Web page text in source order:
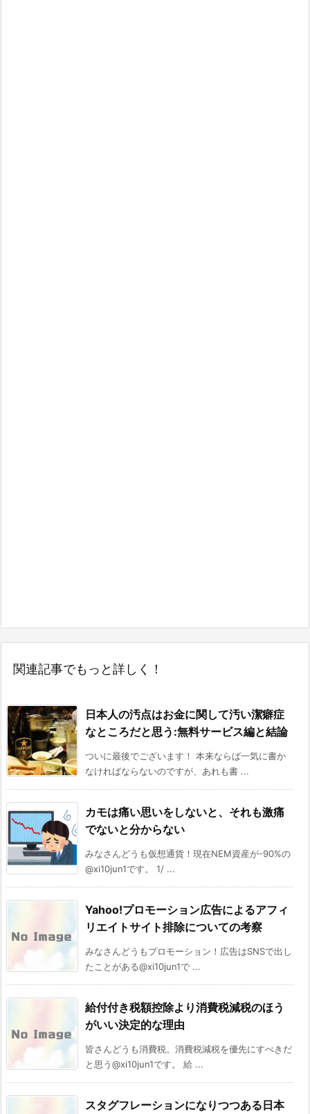
関連記事でもっと詳しく！
日本人の汚点はお金に関して汚い潔癖症
なところだと思う:無料サービス編と結論
ついに最後でございます！ 本来ならば一気に書か
なければならないのですが、あれも書 ...
カモは痛い思いをしないと、それも激痛
でないと分からない
みなさんどうも仮想通貨！現在NEM資産が-90%の
@xi10jun1です。 1/ ...
Yahoo!プロモーション広告によるアフィ
リエイトサイト排除についての考察
みなさんどうもプロモーション！広告はSNSで出し
たことがある@xi10jun1で ...
給付付き税額控除より消費税減税のほう
がいい決定的な理由
皆さんどうも消費税。消費税減税を優先にすべきだ
と思う@xi10jun1です。 給 ...
スタグフレーションになりつつある日本